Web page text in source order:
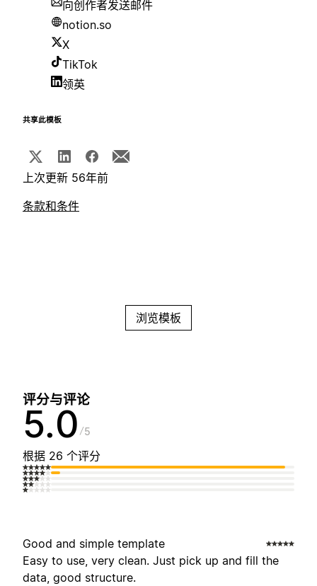
向创作者发送邮件
notion.so
X
TikTok
领英
共享此模板
上次更新 56年前
条款和条件
浏览模板
评分与评论
5.0 5
根据 26 个评分
Good and simple template
Easy to use, very clean. Just pick up and fill the
data, good structure.